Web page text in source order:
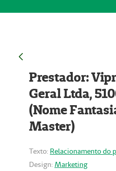
Prestador:
Geral Ltda,
(Nome
Master)
Texto: Relacionamento do
Design: Marketing